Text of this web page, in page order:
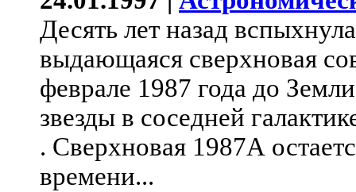
Десять лет назад
выдающаяся сверхновая
феврале 1987 года до
звезды в соседней
. Сверхновая 1987А
времени...